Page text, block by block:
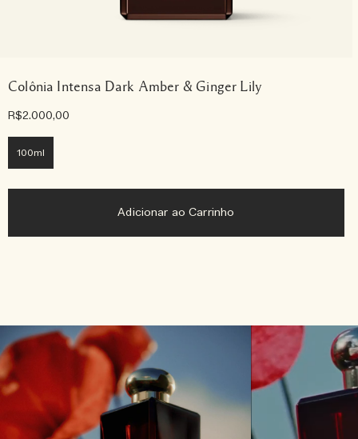
Colônia Intensa Dark Amber & Ginger Lily
R$2.000,00
100ml
Adicionar ao Carrinho